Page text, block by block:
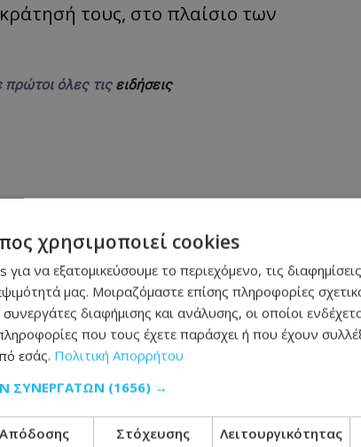
τους, στο πλαίσιο των
πρώτοι όλες τις ειδήσεις
άλογο περιφέρεται στην περιοχή -
- Φωτογραφία
οδηγό
για πολλούς νεκρούς
χρησιμοποιεί cookies
να εξατομικεύσουμε το περιεχόμενο, τις
μας. Μοιραζόμαστε επίσης πληροφορίες
διαφήμισης και ανάλυσης, οι οποίοι
που τους έχετε παράσχει ή που έχουν
εσάς. Πολιτική Απορρήτου
ΣΥΝΕΡΓΑΤΏΝ (1656) →
Απόδοσης Στόχευσης Λειτουργικότητας